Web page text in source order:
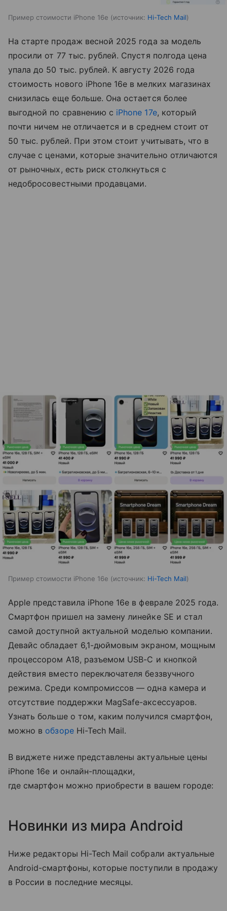
Пример стоимости iPhone 16e источник: Hi-Tech Mail
На старте продаж весной 2025 года за модель
просили от 77 тыс. рублей. Спустя полгода цена
упала до 50 тыс. рублей. К августу 2026 года
стоимость нового iPhone 16e в мелких магазинах
снизилась еще больше. Она остается более
выгодной по сравнению с iPhone 17e, который
почти ничем не отличается и в среднем стоит от
50 тыс. рублей. При этом стоит учитывать, что в
случае с ценами, которые значительно отличаются
от рыночных, есть риск столкнуться с
недобросовестными продавцами.
Пример стоимости iPhone 16e источник: Hi-Tech Mail
Apple представила iPhone 16e в феврале 2025 года.
Смартфон пришел на замену линейке SE и стал
самой доступной актуальной моделью компании.
Девайс обладает 6,1-дюймовым экраном, мощным
процессором A18, разъемом USB-C и кнопкой
действия вместо переключателя беззвучного
режима. Среди компромиссов — одна камера и
отсутствие поддержки MagSafe-аксессуаров.
Узнать больше о том, каким получился смартфон,
можно в обзореHi-Tech Mail.
В виджете ниже представлены актуальные цены
iPhone 16e и онлайн-площадки,
где смартфон можно приобрести в вашем городе:
Новинки из мира Android
Ниже редакторы Hi-Tech Mail собрали актуальные
Android-смартфоны, которые поступили в продажу
в России в последние месяцы.